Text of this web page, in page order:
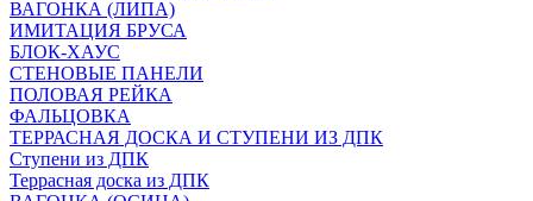
ВАГОНКА (ЛИПА)
ИМИТАЦИЯ БРУСА
БЛОК-ХАУС
СТЕНОВЫЕ ПАНЕЛИ
ПОЛОВАЯ РЕЙКА
ФАЛЬЦОВКА
ТЕРРАСНАЯ ДОСКА И СТУПЕНИ ИЗ ДПК
Ступени из ДПК
Террасная доска из ДПК